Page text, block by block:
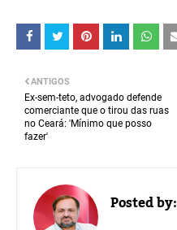
ANTIGOS
Ex-sem-teto, advogado defende
comerciante que o tirou das ruas
no Ceará: 'Mínimo que posso
fazer'
Posted by: